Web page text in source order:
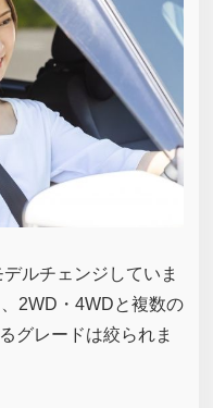
ルチェンジしていま
2WD・4WDと複数の
グレードは絞られま